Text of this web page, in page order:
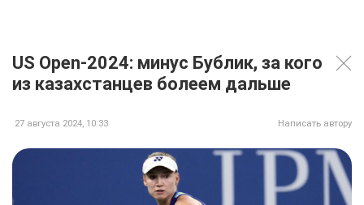
US Open-2024: минус Бублик, за кого
из казахстанцев болеем дальше
27 августа 2024, 10:33 Написать автору